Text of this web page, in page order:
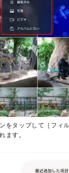
をタップして［フィ
ます。